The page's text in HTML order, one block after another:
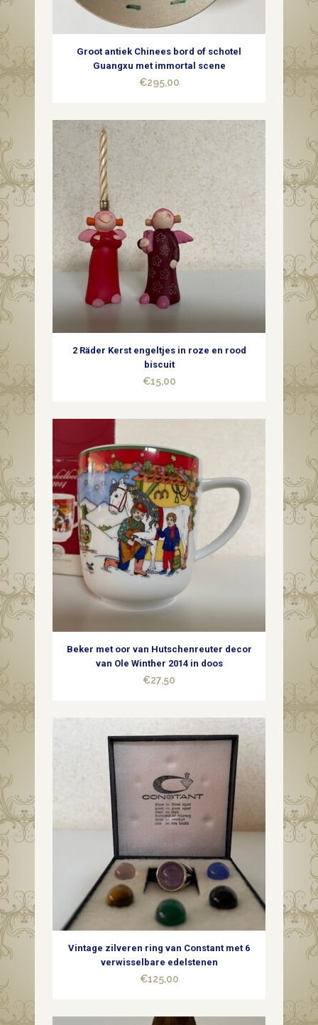
Groot antiek Chinees bord of schotel
Guangxu met immortal scene
€295,00
2 Räder Kerst engeltjes in roze en rood
biscuit
€15,00
Beker met oor van Hutschenreuter decor
van Ole Winther 2014 in doos
€27,50
Vintage zilveren ring van Constant met 6
verwisselbare edelstenen
€125,00